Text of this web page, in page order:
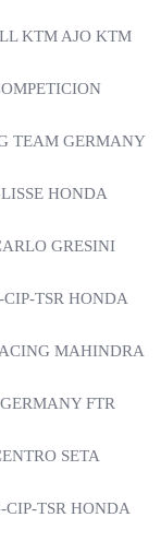
KTM AJO KTM
TEAM GERMANY
HONDA
GRESINI
TSR HONDA
MAHINDRA
FTR
SETA
TSR HONDA